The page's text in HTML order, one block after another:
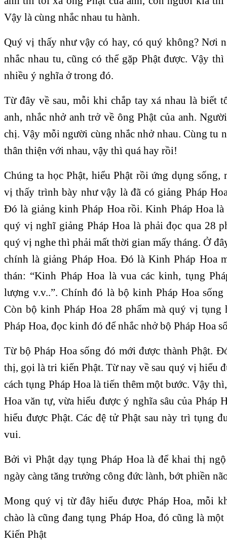
Vậy là cùng nhắc nhau tu hành.
Quý vị thấy như vậy có hay, có quý không? Nơi
nhắc nhau tu, cũng có thể gặp Phật được. Vậy
nhiều ý nghĩa ở trong đó.
Từ đây về sau, mỗi khi chắp tay xá nhau là biết
anh, nhắc nhở anh trở về ông Phật của anh.
chị. Vậy mỗi người cùng nhắc nhở nhau. Cùng tu
thân thiện với nhau, vậy thì quá hay rồi!
Chúng ta học Phật, hiểu Phật rồi ứng dụng
vị thấy trình bày như vậy là đã có giảng Pháp
Đó là giảng kinh Pháp Hoa rồi. Kinh Pháp Hoa
quý vị nghĩ giảng Pháp Hoa là phải đọc qua 28
quý vị nghe thì phải mất thời gian mấy tháng. Ở
chính là giảng Pháp Hoa. Đó là Kinh Pháp Hoa
thán: “Kinh Pháp Hoa là vua các kinh, tụng
lượng v.v..”. Chính đó là bộ kinh Pháp Hoa
Còn bộ kinh Pháp Hoa 28 phẩm mà quý vị tụng
Pháp Hoa, đọc kinh đó để nhắc nhở bộ Pháp Hoa
Từ bộ Pháp Hoa sống đó mới được thành Phật.
thị, gọi là tri kiến Phật. Từ nay về sau quý vị hiểu
cách tụng Pháp Hoa là tiến thêm một bước. Vậy
Hoa văn tự, vừa hiểu được ý nghĩa sâu của Pháp
hiểu được Phật. Các đệ tử Phật sau này trì tụng
vui.
Bởi vì Phật dạy tụng Pháp Hoa là để khai thị
ngày càng tăng trưởng công đức lành, bớt phiền
Mong quý vị từ đây hiểu được Pháp Hoa, mỗi
chào là cũng đang tụng Pháp Hoa, đó cũng là
Kiến Phật